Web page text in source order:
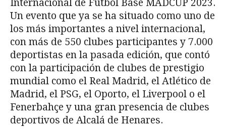
Internacional de Fútbol Base MADCUP 2023.
Un evento que ya se ha situado como uno de
los más importantes a nivel internacional,
con más de 550 clubes participantes y 7.000
deportistas en la pasada edición, que contó
con la participación de clubes de prestigio
mundial como el Real Madrid, el Atlético de
Madrid, el PSG, el Oporto, el Liverpool o el
Fenerbahçe y una gran presencia de clubes
deportivos de Alcalá de Henares.